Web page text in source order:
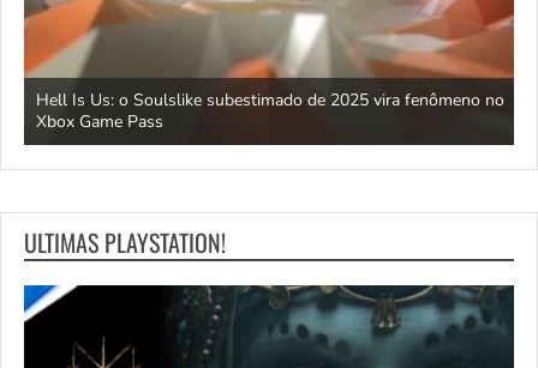
Hell Is Us: o Soulslike subestimado de 2025 vira fenômeno no
Xbox Game Pass
ULTIMAS PLAYSTATION!